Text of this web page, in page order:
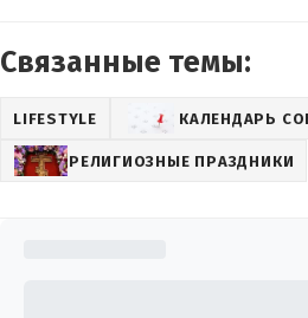
Связанные темы:
LIFESTYLE КАЛЕНДАРЬ
РЕЛИГИОЗНЫЕ ПРАЗДНИКИ